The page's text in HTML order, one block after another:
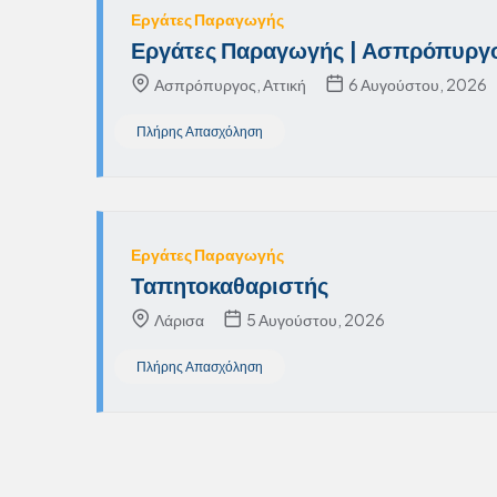
Εργάτες Παραγωγής
Εργάτες Παραγωγής |
Ασπρόπυργος, Αττική 6 Αυγούστου, 2026
Πλήρης Απασχόληση
Εργάτες Παραγωγής
Ταπητοκαθαριστής
Λάρισα 5 Αυγούστου, 2026
Πλήρης Απασχόληση